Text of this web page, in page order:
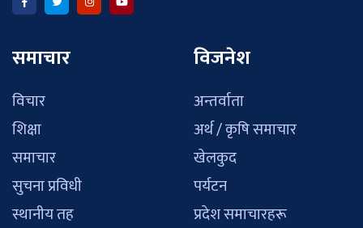
समाचार
विचार
शिक्षा
समाचार
सुचना प्रविधी
स्थानीय तह
विजनेश
अन्तर्वाता
अर्थ / कृषि समाचार
खेलकुद
पर्यटन
प्रदेश समाचारहरू